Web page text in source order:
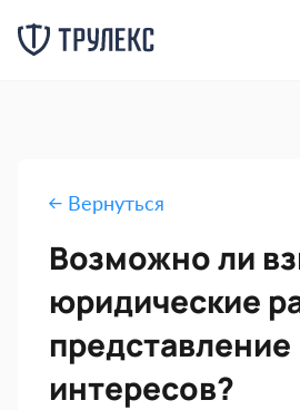
Вернуться
Возможно ли
юридические
представление
интересов?